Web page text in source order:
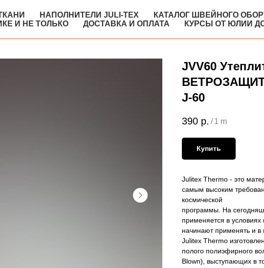
НАПОЛНИТЕЛИ JULI-TEX
КАТАЛОГ ШВЕЙНОГО
И НЕ ТОЛЬКО
ДОСТАВКА И ОПЛАТА КУРСЫ ОТ ЮЛИИ
JVV60
J-60
390 р. / 1 m
Купить
Julitex Thermo - это
самым высоким
космической
программы. На
применяется в
начинают применять и в
Julitex Thermo
полого полиэфирного
Blown), выступающих в